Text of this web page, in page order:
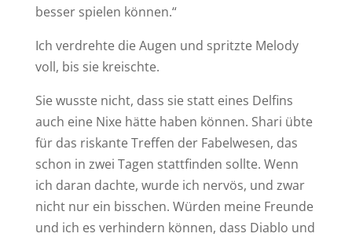
besser spielen können.“
Ich verdrehte die Augen und spritzte Melody
voll, bis sie kreischte.
Sie wusste nicht, dass sie statt eines Delfins
auch eine Nixe hätte haben können. Shari übte
für das riskante Treffen der Fabelwesen, das
schon in zwei Tagen stattfinden sollte. Wenn
ich daran dachte, wurde ich nervös, und zwar
nicht nur ein bisschen. Würden meine Freunde
und ich es verhindern können, dass Diablo und